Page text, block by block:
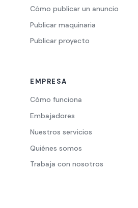
Cómo publicar un anuncio
Publicar maquinaria
Publicar proyecto
EMPRESA
Cómo funciona
Embajadores
Nuestros servicios
Quiénes somos
Trabaja con nosotros